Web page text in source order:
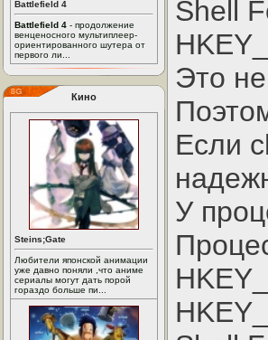
Battlefield 4
Battlefield 4 - продолжение
венценосного мультиплеер-
ориентированного шутера от
первого ли...
Кино
Steins;Gate
Любители японской анимации
уже давно поняли ,что аниме
сериалы могут дать порой
гораздо больше пи...
Shell
Это
Если
У